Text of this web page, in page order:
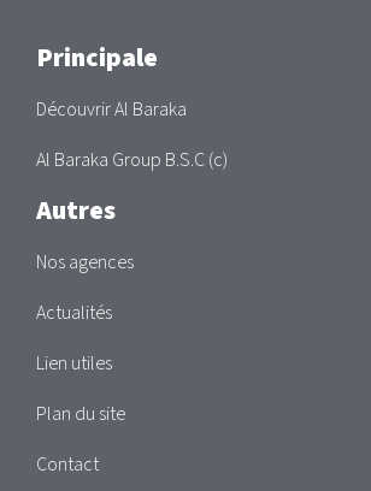
Main
Principale
Découvrir Al Baraka
Al Baraka Group B.S.C (c)
Autres
Nos agences
Actualités
Lien utiles
Plan du site
Contact